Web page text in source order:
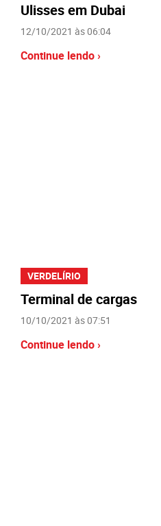
Ulisses em Dubai
12/10/2021 às 06:04
Continue lendo ›
VERDELÍRIO
Terminal de cargas
10/10/2021 às 07:51
Continue lendo ›